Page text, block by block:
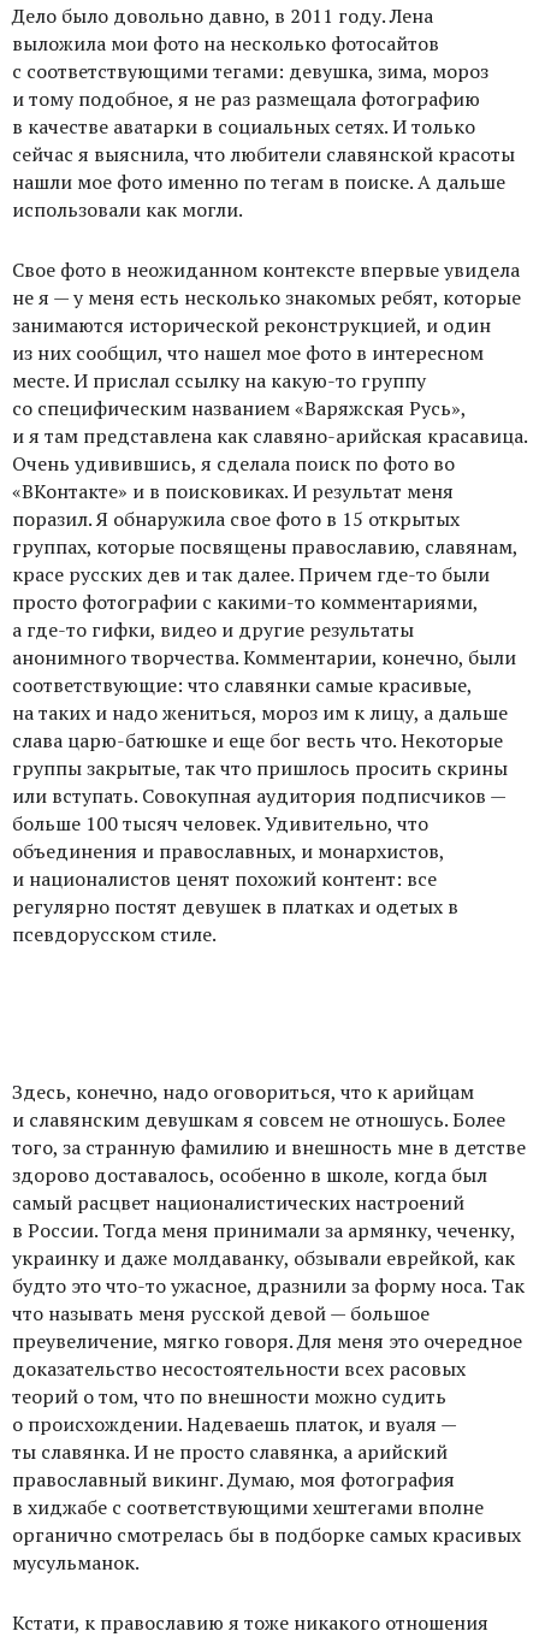
Дело было довольно давно, в 2011 году. Лена
выложила мои фото на несколько фотосайтов
с соответствующими тегами: девушка, зима, мороз
и тому подобное, я не раз размещала фотографию
в качестве аватарки в социальных сетях. И только
сейчас я выяснила, что любители славянской красоты
нашли мое фото именно по тегам в поиске. А дальше
использовали как могли.
Свое фото в неожиданном контексте впервые увидела
не я — у меня есть несколько знакомых ребят, которые
занимаются исторической реконструкцией, и один
из них сообщил, что нашел мое фото в интересном
месте. И прислал ссылку на какую-то группу
со специфическим названием «Варяжская Русь»,
и я там представлена как славяно-арийская красавица.
Очень удивившись, я сделала поиск по фото во
«ВКонтакте» и в поисковиках. И результат меня
поразил. Я обнаружила свое фото в 15 открытых
группах, которые посвящены православию, славянам,
красе русских дев и так далее. Причем где-то были
просто фотографии с какими-то комментариями,
а где-то гифки, видео и другие результаты
анонимного творчества. Комментарии, конечно, были
соответствующие: что славянки самые красивые,
на таких и надо жениться, мороз им к лицу, а дальше
слава царю-батюшке и еще бог весть что. Некоторые
группы закрытые, так что пришлось просить скрины
или вступать. Совокупная аудитория подписчиков —
больше 100 тысяч человек. Удивительно, что
объединения и православных, и монархистов,
и националистов ценят похожий контент: все
регулярно постят девушек в платках и одетых в
псевдорусском стиле.
Здесь, конечно, надо оговориться, что к арийцам
и славянским девушкам я совсем не отношусь. Более
того, за странную фамилию и внешность мне в детстве
здорово доставалось, особенно в школе, когда был
самый расцвет националистических настроений
в России. Тогда меня принимали за армянку, чеченку,
украинку и даже молдаванку, обзывали еврейкой, как
будто это что-то ужасное, дразнили за форму носа. Так
что называть меня русской девой — большое
преувеличение, мягко говоря. Для меня это очередное
доказательство несостоятельности всех расовых
теорий о том, что по внешности можно судить
о происхождении. Надеваешь платок, и вуаля —
ты славянка. И не просто славянка, а арийский
православный викинг. Думаю, моя фотография
в хиджабе с соответствующими хештегами вполне
органично смотрелась бы в подборке самых красивых
мусульманок.
Кстати, к православию я тоже никакого отношения